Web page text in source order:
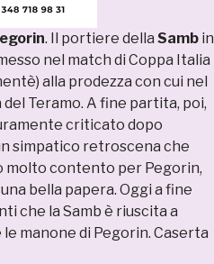
. Il portiere della Samb in
nel match di Coppa Italia
alla prodezza con cui nel
Teramo. A fine partita, poi,
criticato dopo
simpatico retroscena che
molto contento per Pegorin,
bella papera. Oggi a fine
che la Samb è riuscita a
manone di Pegorin. Caserta